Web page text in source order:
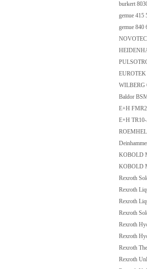
burkert
gemue 415
gemue 840
WILBERG
Baldor
E+H
E+H
KOBOLD
KOBOLD
Rexroth
Rexroth
Rexroth
Rexroth
Rexroth
Rexroth
Rexroth
Rexroth